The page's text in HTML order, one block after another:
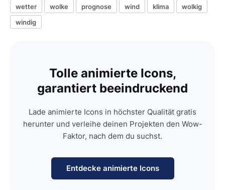
wetter wolke prognose wind klima
wolkig
windig
Tolle animierte Icons,
garantiert beeindruckend
Lade animierte Icons in höchster Qualität gratis
herunter und verleihe deinen Projekten den Wow-
Faktor, nach dem du suchst.
Entdecke animierte Icons